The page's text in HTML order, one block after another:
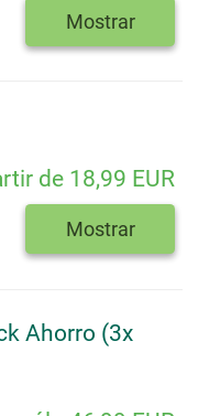
Mostrar
de 18,99 EUR
Mostrar
Ahorro (3x